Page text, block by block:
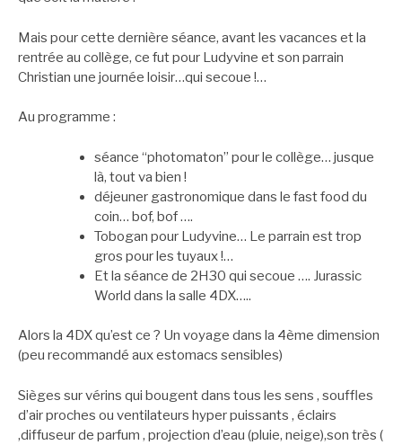
Mais pour cette dernière séance, avant les vacances et la
rentrée au collège, ce fut pour Ludyvine et son parrain
Christian une journée loisir…qui secoue !…
Au programme :
séance “photomaton” pour le collège… jusque
là, tout va bien !
déjeuner gastronomique dans le fast food du
coin… bof, bof ….
Tobogan pour Ludyvine… Le parrain est trop
gros pour les tuyaux !…
Et la séance de 2H30 qui secoue …. Jurassic
World dans la salle 4DX…..
Alors la 4DX qu’est ce ? Un voyage dans la 4ème dimension
(peu recommandé aux estomacs sensibles)
Sièges sur vérins qui bougent dans tous les sens , souffles
d’air proches ou ventilateurs hyper puissants , éclairs
,diffuseur de parfum , projection d’eau (pluie, neige),son très (